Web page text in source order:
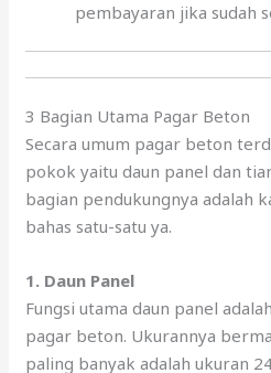
pembayaran jika sudah
3 Bagian Utama Pagar Beton
Secara umum pagar beton
pokok yaitu daun panel dan
bagian pendukungnya adalah
bahas satu-satu ya.
1. Daun Panel
Fungsi utama daun panel
pagar beton. Ukurannya
paling banyak adalah ukuran